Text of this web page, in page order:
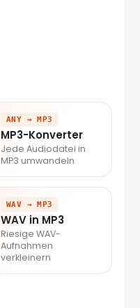
ANY → MP3
MP3-Konverter
Jede Audiodatei in
MP3 umwandeln
WAV → MP3
WAV in MP3
Riesige WAV-
Aufnahmen
verkleinern